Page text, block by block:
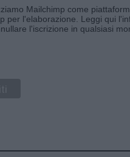
Mailchimp come
per l'elaborazione. Leggi qui
l'iscrizione in qualsiasi